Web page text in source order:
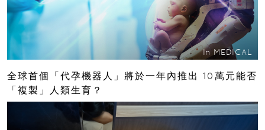
In MEDICAL
全球首個「代孕機器人」將於一年內推出 10萬元能否
「複製」人類生育？